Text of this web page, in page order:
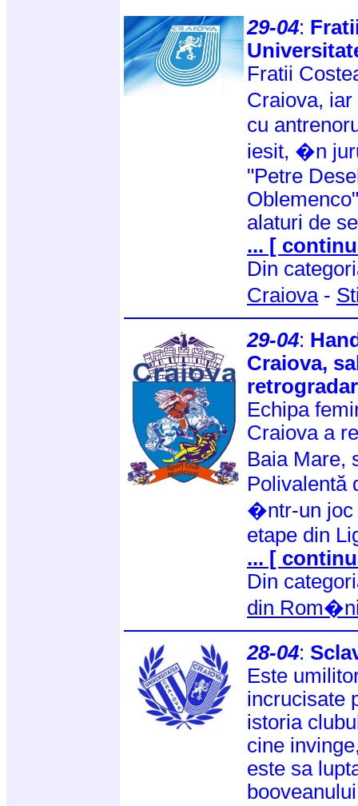
29-04:
Fratii
Craiova,
cu
iesit, �n
"Petre
alaturi de
... [
Din
Craiova-
29-04:
Craiova,
Echipa
Craiova a
Baia Mare,
Polivalentă
�ntr-un joc
etape din
... [
Din
din
28-04:
Este
incrucisate
istoria
cine
este sa